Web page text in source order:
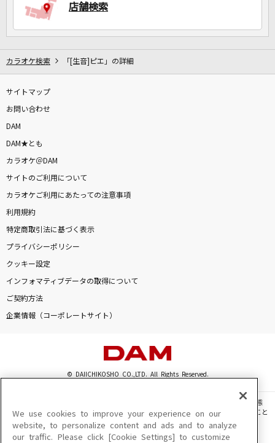
自宅でカラオケ歌い放題！
店舗検索
カラオケ検索 「[生音]ピエ」の詳細
サイトマップ
お問い合わせ
DAM
DAM★とも
カラオケ＠DAM
サイトのご利用について
カラオケご利用にあたっての注意事項
利用規約
特定商取引法に基づく表示
プライバシーポリシー
クッキー設定
インフォマティブデータの取得について
ご契約方法
企業情報（コーポレートサイト）
© DAIICHIKOSHO CO.,LTD. All Rights Reserved.
このサイトに掲載されている一切の文章・画像・写真・動画・音声等を、手段や形態
を問わず、著作権法の定める範囲を超えて無断で複製、転載、ファイル化などすること
を禁じます。
楽曲及びコンテンツは、機種によりご利用いただけない場合があります。
We use cookies to improve your experience on our
website, to personalize content and ads and to analyze
our traffic. Please click [Cookie Settings] to customize